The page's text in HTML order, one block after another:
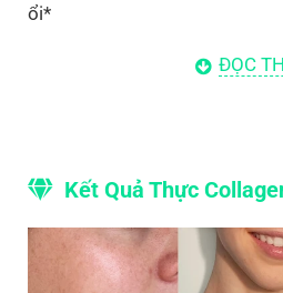
ổi*
Hydrolysed Collagen Peptides,
Himalayan Crystal Salt,
NUTRITION INFORMATION
ĐỌC
Kết Quả Thực